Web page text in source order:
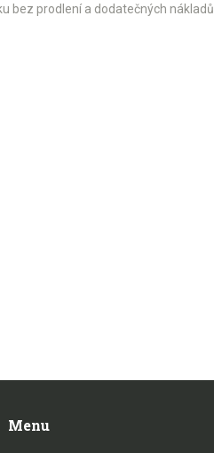
bez prodlení a dodatečných nákladů.
Menu